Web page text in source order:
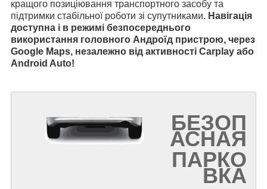
кращого позиціювання транспортного засобу та
підтримки стабільної роботи зі супутниками. Навігація
доступна і в режимі безпосереднього
використання головного Андроїд пристрою, через
Google Maps, незалежно від активності Carplay або
Android Auto!
БЕЗОП
АСНАЯ
ПАРКО
ВКА